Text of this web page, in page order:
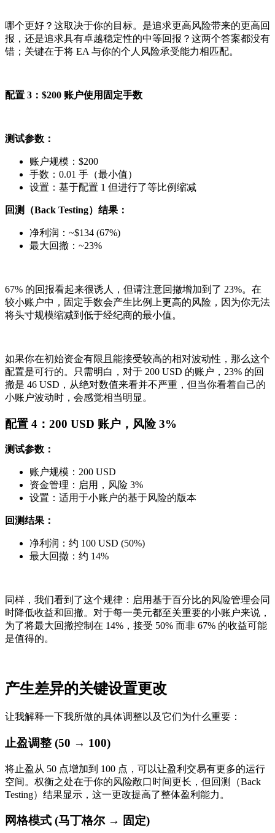
哪个更好？这取决于你的目标。是追求更高风险带来的更高回
报，还是追求具有卓越稳定性的中等回报？这两个答案都没有
错；关键在于将 EA 与你的个人风险承受能力相匹配。
配置 3：$200 账户使用固定手数
测试参数：
账户规模：$200
手数：0.01 手（最小值）
设置：基于配置 1 但进行了等比例缩减
回测（Back Testing）结果：
净利润：~$134 (67%)
最大回撤：~23%
67% 的回报看起来很诱人，但请注意回撤增加到了 23%。在
较小账户中，固定手数会产生比例上更高的风险，因为你无法
将头寸规模缩减到低于经纪商的最小值。
如果你在初始资金有限且能接受较高的相对波动性，那么这个
配置是可行的。只需明白，对于 200 USD 的账户，23% 的回
撤是 46 USD，从绝对数值来看并不严重，但当你看着自己的
小账户波动时，会感觉相当明显。
配置 4：200 USD 账户，风险 3%
测试参数：
账户规模：200 USD
资金管理：启用，风险 3%
设置：适用于小账户的基于风险的版本
回测结果：
净利润：约 100 USD (50%)
最大回撤：约 14%
同样，我们看到了这个规律：启用基于百分比的风险管理会同
时降低收益和回撤。对于每一美元都至关重要的小账户来说，
为了将最大回撤控制在 14%，接受 50% 而非 67% 的收益可能
是值得的。
产生差异的关键设置更改
让我解释一下我所做的具体调整以及它们为什么重要：
止盈调整 (50 → 100)
将止盈从 50 点增加到 100 点，可以让盈利交易有更多的运行
空间。权衡之处在于你的风险敞口时间更长，但回测（Back
Testing）结果显示，这一更改提高了整体盈利能力。
网格模式 (马丁格尔 → 固定)